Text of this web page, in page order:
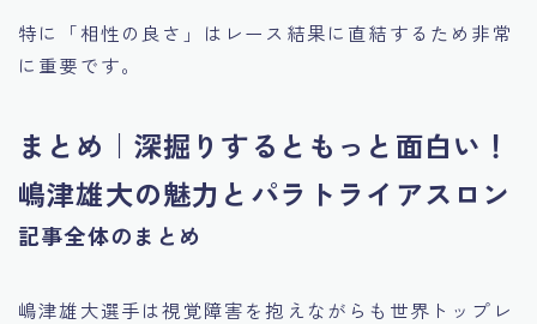
特に「相性の良さ」はレース結果に直結するため非常
に重要です。
まとめ｜深掘りするともっと面白い！
嶋津雄大の魅力とパラトライアスロン
記事全体のまとめ
嶋津雄大選手は視覚障害を抱えながらも世界トップレ